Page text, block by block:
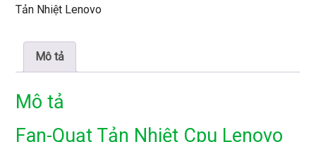
Tản Nhiệt Lenovo
Mô tả
Mô tả
Fan-Quạt Tản Nhiệt Cpu Lenovo